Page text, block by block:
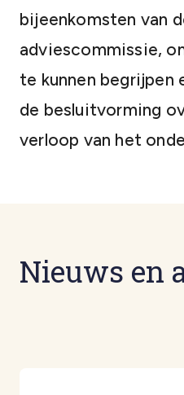
bijeenkomsten van
adviescommissie,
te kunnen begrijpen
de besluitvorming
verloop van het
Nieuws en